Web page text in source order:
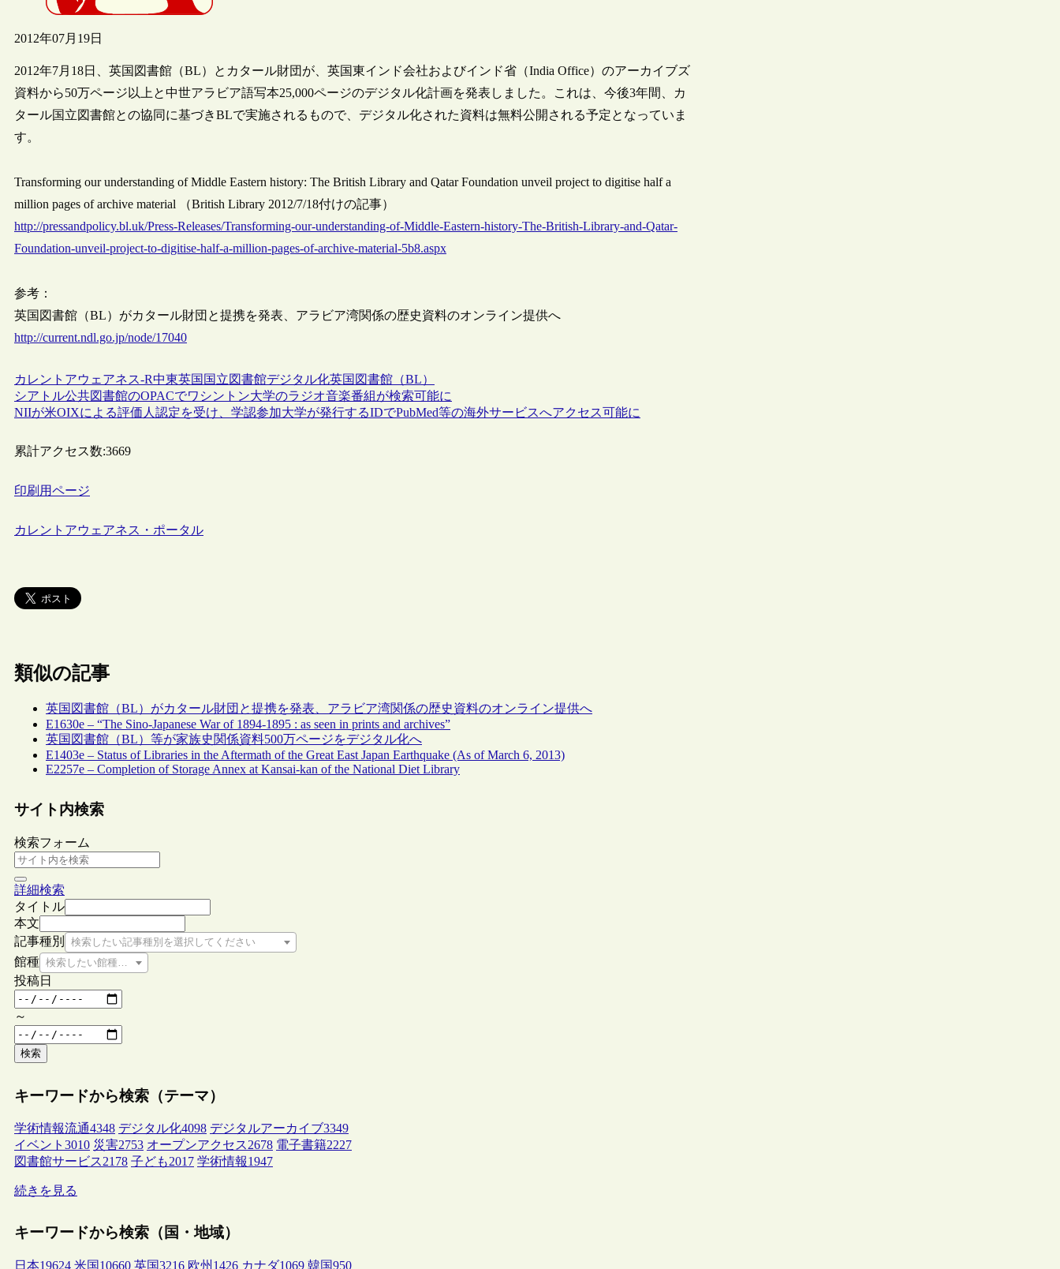
2012年07月19日
2012年7月18日、英国図書館（BL）とカタール財団が、英国東インド会社およびインド省（India Office）のアーカイブズ
資料から50万ページ以上と中世アラビア語写本25,000ページのデジタル化計画を発表しました。これは、今後3年間、カ
タール国立図書館との協同に基づきBLで実施されるもので、デジタル化された資料は無料公開される予定となっていま
す。
Transforming our understanding of Middle Eastern history: The British Library and Qatar Foundation unveil project to digitise half a
million pages of archive material （British Library 2012/7/18付けの記事）
http://pressandpolicy.bl.uk/Press-Releases/Transforming-our-understanding-of-Middle-Eastern-history-The-British-Library-and-Qatar-
Foundation-unveil-project-to-digitise-half-a-million-pages-of-archive-material-5b8.aspx
参考：
英国図書館（BL）がカタール財団と提携を発表、アラビア湾関係の歴史資料のオンライン提供へ
http://current.ndl.go.jp/node/17040
カレントアウェアネス-R中東英国 国立図書館デジタル化英国図書館（BL）
シアトル公共図書館のOPACでワシントン大学のラジオ音楽番組が検索可能に
NIIが米OIXによる評価人認定を受け、学認参加大学が発行するIDでPubMed等の海外サービスへアクセス可能に
累計アクセス数:3669
印刷用ページ
カレントアウェアネス・ポータル
類似の記事
英国図書館（BL）がカタール財団と提携を発表、アラビア湾関係の歴史資料のオンライン提供へ
E1630e – “The Sino-Japanese War of 1894-1895 : as seen in prints and archives”
英国図書館（BL）等が家族史関係資料500万ページをデジタル化へ
E1403e – Status of Libraries in the Aftermath of the Great East Japan Earthquake (As of March 6, 2013)
E2257e – Completion of Storage Annex at Kansai-kan of the National Diet Library
サイト内検索
検索フォーム
詳細検索
タイトル
本文
記事種別
検索したい記事種別を選択してください
館種 検索したい館種を選択してください
投稿日
～
検索
キーワードから検索（テーマ）
学術情報流通4348 デジタル化4098 デジタルアーカイブ3349
イベント 3010 災害2753 オープンアクセス2678 電子書籍2227
図書館サービス2178 子ども2017 学術情報1947
続きを見る
キーワードから検索（国・地域）
日本19624 米国 10660 英国3216 欧州 1426 カナダ1069 韓国950